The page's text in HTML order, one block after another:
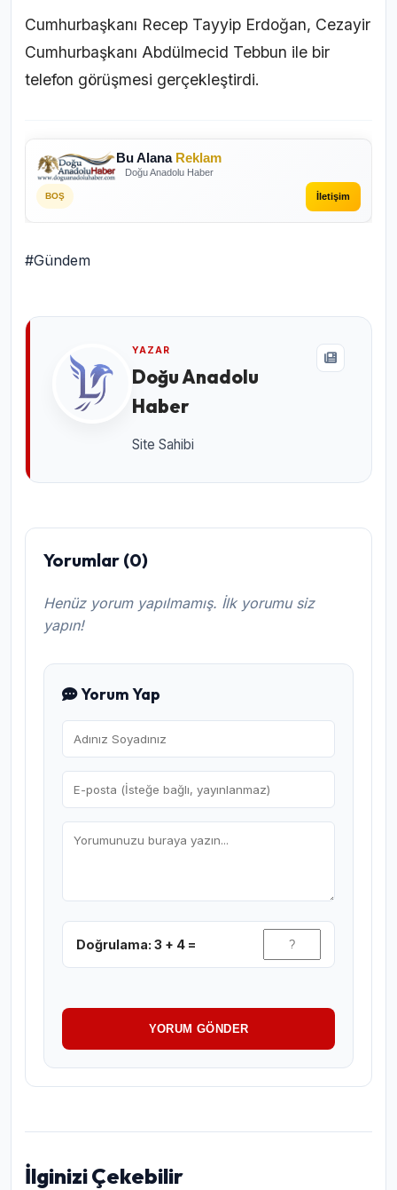
Cumhurbaşkanı Recep Tayyip Erdoğan, Cezayir
Cumhurbaşkanı Abdülmecid Tebbun ile bir
telefon görüşmesi gerçekleştirdi.
Bu Alana Reklam
Doğu Anadolu Haber
BOŞ İletişim
#Gündem
YAZAR
Doğu Anadolu
Haber
Site Sahibi
Yorumlar (0)
Henüz yorum yapılmamış. İlk yorumu siz
yapın!
Yorum Yap
Doğrulama: 3 + 4 =
YORUM GÖNDER
İlginizi Çekebilir